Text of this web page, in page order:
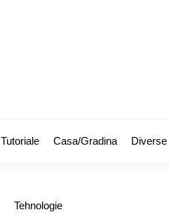
Tutoriale Casa/Gradina Diverse
Categories
Tehnologie